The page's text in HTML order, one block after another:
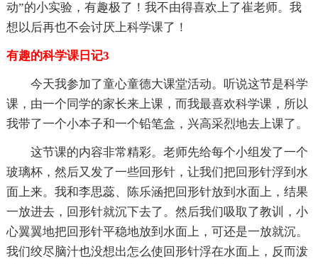
动”的小实验，有趣极了！我不由得喜欢上了崔老师。我
想以后再也不会讨厌上科学课了！
有趣的科学课日记3
今天我参加了童心童德大课堂活动。听说这节是科学
课，由一个同学的家长来上课，而我最喜欢科学课，所以
我带了一个小本子和一个铅笔盒，兴高采烈地去上课了。
这节课的内容非常精彩。老师先给每个小组发了一个
玻璃杯，然后又发了一些回形针，让我们把回形针浮到水
面上来。我和李思蕊、陈乐涵把回形针放到水面上，结果
一放进去，回形针就沉下去了。然后我们吸取了教训，小
心翼翼地把回形针平稳地放到水面上，可还是一放就沉。
我们绞尽脑汁也没想出怎么使回形针浮在水面上，反而泼